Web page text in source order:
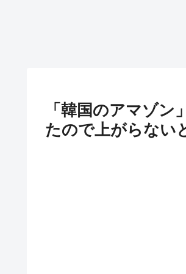
「韓国のアマゾ
たので上がらない